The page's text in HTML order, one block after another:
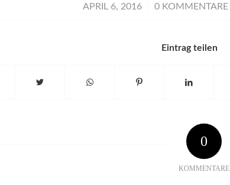
APRIL 6, 2016
/ 0 KOMMENTARE
/
Eintrag teilen
0
KOMMENTARE